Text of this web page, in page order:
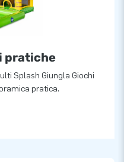
pratiche
Splash Giungla Giochi
pratica.